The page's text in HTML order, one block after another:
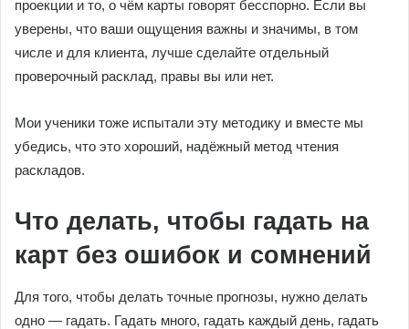
проекции и то, о чём карты говорят бесспорно. Если вы
уверены, что ваши ощущения важны и значимы, в том
числе и для клиента, лучше сделайте отдельный
проверочный расклад, правы вы или нет.
Мои ученики тоже испытали эту методику и вместе мы
убедись, что это хороший, надёжный метод чтения
раскладов.
Что делать, чтобы гадать на
карт без ошибок и сомнений
Для того, чтобы делать точные прогнозы, нужно делать
одно — гадать. Гадать много, гадать каждый день, гадать